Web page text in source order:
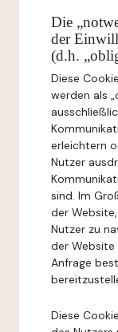
Die
der
(d.h.
Diese
werden als
erleichtern
Nutzer
sind. Im
der
Nutzer zu
der Website
Anfrage
Diese